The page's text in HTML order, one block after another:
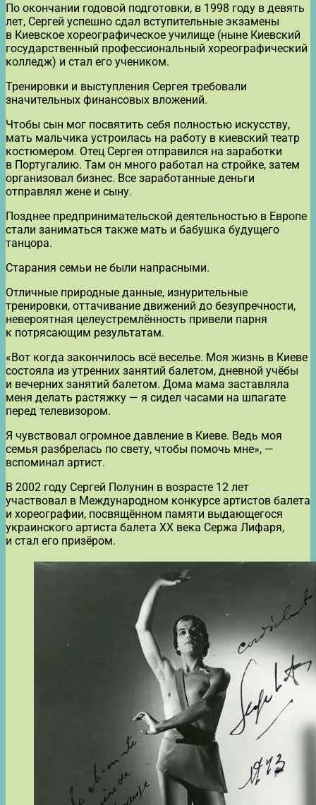
По окончании годовой подготовки, в 1998 году в девять
лет, Сергей успешно сдал вступительные экзамены
в Киевское хореографическое училище (ныне Киевский
государственный профессиональный хореографический
колледж) и стал его учеником.
Тренировки и выступления Сергея требовали
значительных финансовых вложений.
Чтобы сын мог посвятить себя полностью искусству,
мать мальчика устроилась на работу в киевский театр
костюмером. Отец Сергея отправился на заработки
в Португалию. Там он много работал на стройке, затем
организовал бизнес. Все заработанные деньги
отправлял жене и сыну.
Позднее предпринимательской деятельностью в Европе
стали заниматься также мать и бабушка будущего
танцора.
Старания семьи не были напрасными.
Отличные природные данные, изнурительные
тренировки, оттачивание движений до безупречности,
невероятная целеустремлённость привели парня
к потрясающим результатам.
«Вот когда закончилось всё веселье. Моя жизнь в Киеве
состояла из утренних занятий балетом, дневной учёбы
и вечерних занятий балетом. Дома мама заставляла
меня делать растяжку — я сидел часами на шпагате
перед телевизором.
Я чувствовал огромное давление в Киеве. Ведь моя
семья разбрелась по свету, чтобы помочь мне», —
вспоминал артист.
В 2002 году Сергей Полунин в возрасте 12 лет
участвовал в Международном конкурсе артистов балета
и хореографии, посвящённом памяти выдающегося
украинского артиста балета XX века Сержа Лифаря,
и стал его призёром.